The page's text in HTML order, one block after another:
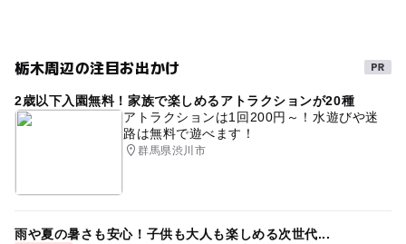
栃木周辺の注目お出かけ
2歳以下入園無料！家族で楽しめるアトラクションが20種
アトラクションは1回200円～！水遊びや迷
路は無料で遊べます！
群馬県渋川市
雨や夏の暑さも安心！子供も大人も楽しめる次世代...